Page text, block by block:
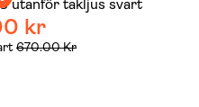
utanför takljus svart
kr
670.00 Kr